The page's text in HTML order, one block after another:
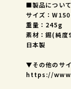
■製品について
サイズ：
重量：245g
素材：錫(純
日本製
▼その他のサイ
https://